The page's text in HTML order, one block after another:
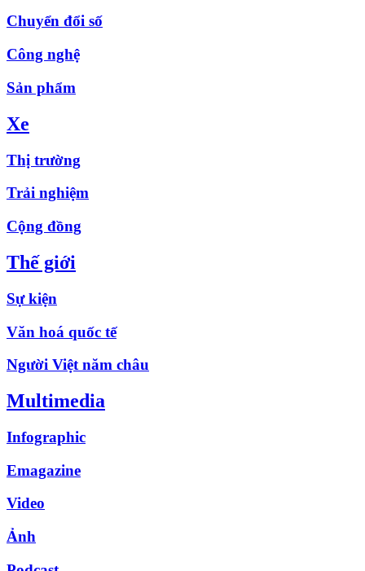
Chuyển đổi số
Công nghệ
Sản phẩm
Xe
Thị trường
Trải nghiệm
Cộng đồng
Thế giới
Sự kiện
Văn hoá quốc tế
Người Việt năm châu
Multimedia
Infographic
Emagazine
Video
Ảnh